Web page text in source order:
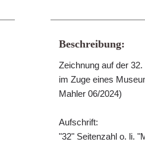
Beschreibung:
Zeichnung auf der
im Zuge eines
Mahler 06/2024)
Aufschrift:
"32" Seitenzahl o. li.